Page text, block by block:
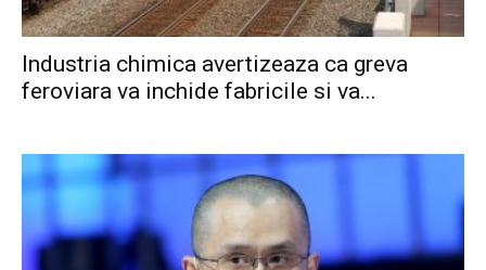
Industria chimica avertizeaza ca greva
feroviara va inchide fabricile si va...